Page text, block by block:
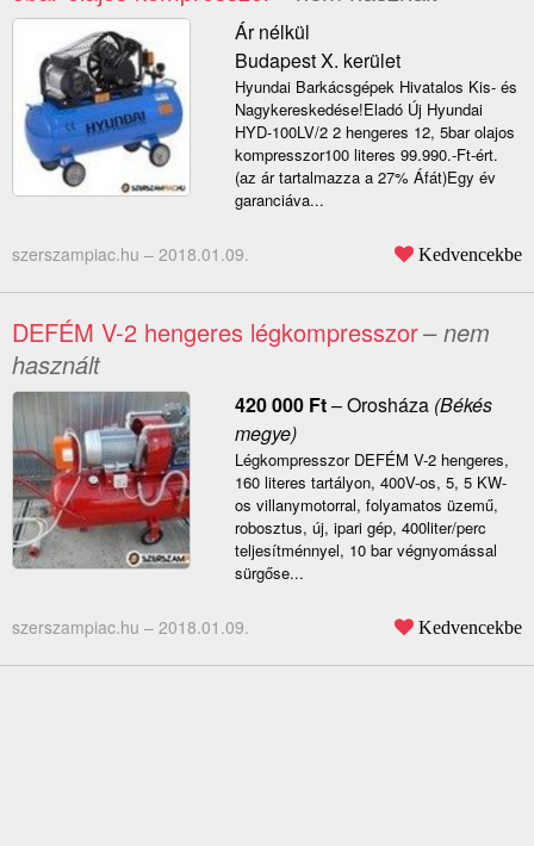
Ár nélkül
Budapest X. kerület
Hyundai Barkácsgépek Hivatalos Kis- és
Nagykereskedése!Eladó Új Hyundai
HYD-100LV/2 2 hengeres 12, 5bar olajos
kompresszor100 literes 99.990.-Ft-ért.
(az ár tartalmazza a 27% Áfát)Egy év
garanciáva...
szerszampiac.hu – 2018.01.09. Kedvencekbe
DEFÉM V-2 hengeres légkompresszor– nem
használt
420 000 Ft–Orosháza(Békés
megye)
Légkompresszor DEFÉM V-2 hengeres,
160 literes tartályon, 400V-os, 5, 5 KW-
os villanymotorral, folyamatos üzemű,
robosztus, új, ipari gép, 400liter/perc
teljesítménnyel, 10 bar végnyomással
sürgőse...
szerszampiac.hu – 2018.01.09. Kedvencekbe